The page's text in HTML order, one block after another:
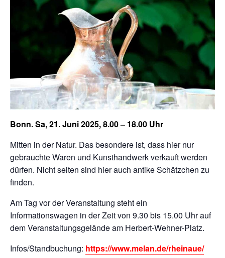
Bonn. Sa, 21. Juni 2025, 8.00 – 18.00 Uhr
Mitten in der Natur. Das besondere ist, dass hier nur
gebrauchte Waren und Kunsthandwerk verkauft werden
dürfen. Nicht selten sind hier auch antike Schätzchen zu
finden.
Am Tag vor der Veranstaltung steht ein
Informationswagen in der Zeit von 9.30 bis 15.00 Uhr auf
dem Veranstaltungsgelände am Herbert-Wehner-Platz.
Infos/Standbuchung: https://www.melan.de/rheinaue/